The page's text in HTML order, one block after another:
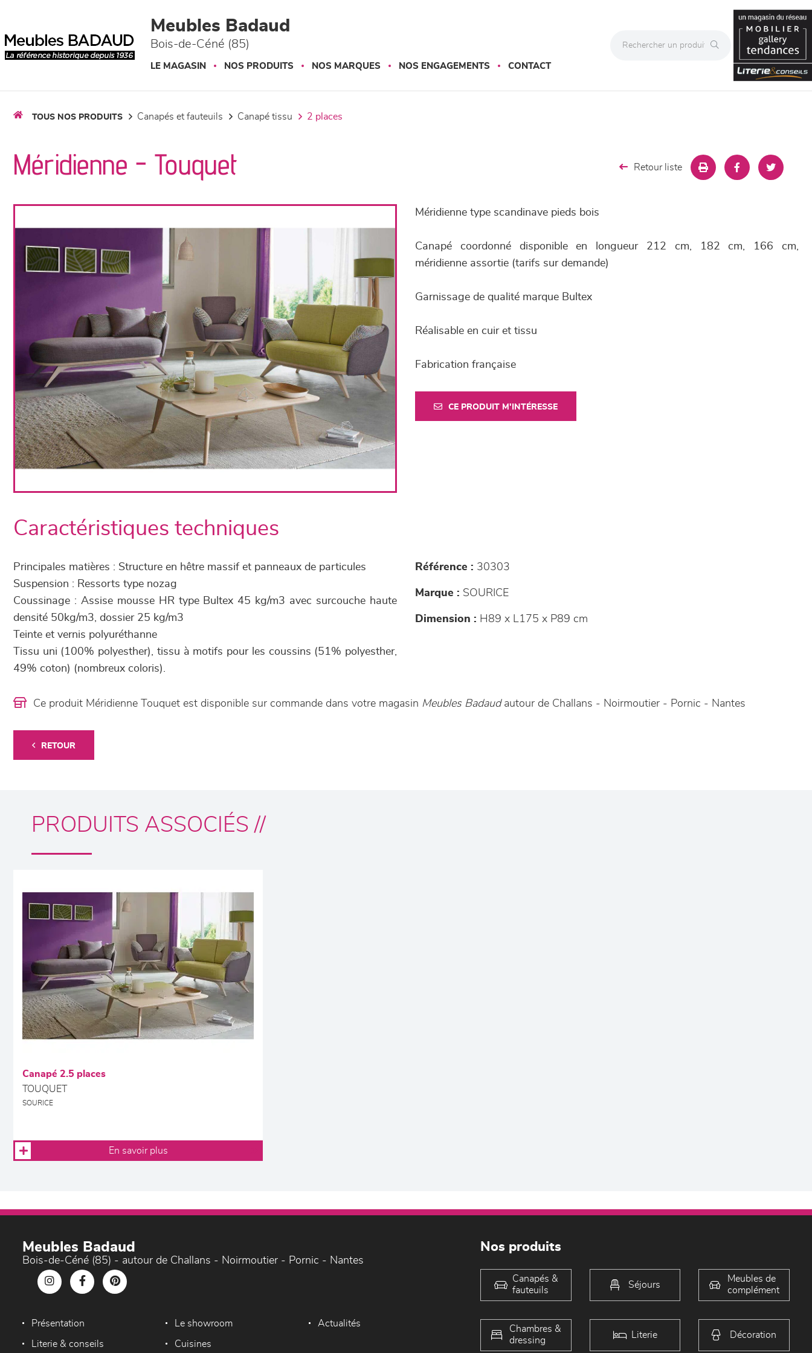
Meubles Badaud
Bois-de-Céné (85)
LE MAGASIN NOS PRODUITS NOS MARQUES NOS ENGAGEMENTS CONTACT
TOUS NOS PRODUITS canapés et fauteuils canapé tissu 2 places
Méridienne - Touquet Retour liste
Méridienne type scandinave pieds bois
Canapé coordonné disponible en longueur 212 cm, 182 cm, 166 cm,
méridienne assortie (tarifs sur demande)
Garnissage de qualité marque Bultex
Réalisable en cuir et tissu
Fabrication française
CE PRODUIT M'INTÉRESSE
Caractéristiques techniques
Principales matières : Structure en hêtre massif et panneaux de particules
Suspension : Ressorts type nozag
Coussinage : Assise mousse HR type Bultex 45 kg/m3 avec surcouche haute
densité 50kg/m3, dossier 25 kg/m3
Teinte et vernis polyuréthanne
Tissu uni (100% polyesther), tissu à motifs pour les coussins (51% polyesther,
49% coton) (nombreux coloris).
Référence : 30303
Marque : SOURICE
Dimension : H89 x L175 x P89 cm
Ce produit Méridienne Touquet est disponible sur commande dans votre magasin Meubles Badaudautour de Challans - Noirmoutier - Pornic - Nantes
RETOUR
PRODUITS ASSOCIÉS //
Canapé 2.5 places
TOUQUET
SOURICE
En savoir plus
Meubles Badaud
Bois-de-Céné (85) - autour de Challans - Noirmoutier - Pornic - Nantes
Présentation Le showroom Actualités
Literie & conseils Cuisines
Nos produits
Canapés &
fauteuils
Séjours
Meubles de
complément
Chambres &
dressing
Literie Décoration